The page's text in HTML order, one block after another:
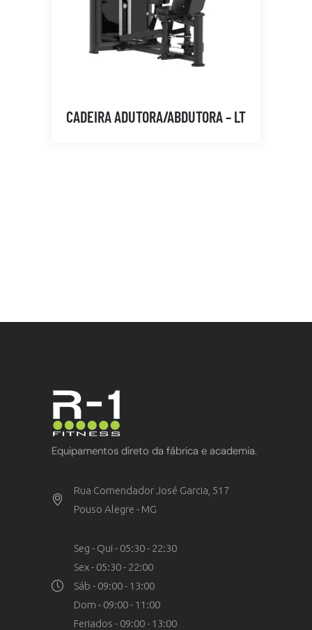
CADEIRA ADUTORA/ABDUTORA – LT
Equipamentos direto da fábrica e academia.
Rua Comendador José Garcia, 517
Pouso Alegre - MG
Seg - Qui - 05:30 - 22:30
Sex - 05:30 - 22:00
Sáb - 09:00 - 13:00
Dom - 09:00 - 11:00
Feriados - 09:00 - 13:00